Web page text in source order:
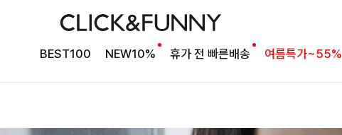
BEST100 NEW10% 휴가 전 빠른배송 여름특가~55%